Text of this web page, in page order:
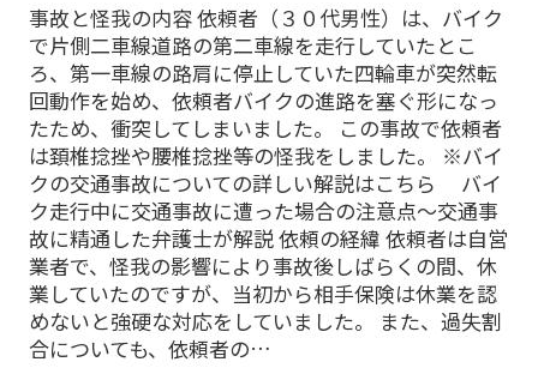
事故と怪我の内容 依頼者（３０代男性）は、バイク
で片側二車線道路の第二車線を走行していたとこ
ろ、第一車線の路肩に停止していた四輪車が突然転
回動作を始め、依頼者バイクの進路を塞ぐ形になっ
たため、衝突してしまいました。 この事故で依頼者
は頚椎捻挫や腰椎捻挫等の怪我をしました。 ※バイ
クの交通事故についての詳しい解説はこちら バイ
ク走行中に交通事故に遭った場合の注意点～交通事
故に精通した弁護士が解説 依頼の経緯 依頼者は自営
業者で、怪我の影響により事故後しばらくの間、休
業していたのですが、当初から相手保険は休業を認
めないと強硬な対応をしていました。 また、過失割
合についても、依頼者の…